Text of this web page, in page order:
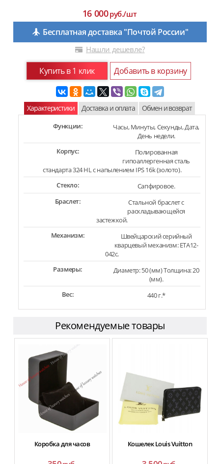
16 000руб./шт
Бесплатная доставка "Почтой России"
Нашли дешевле?
Купить в 1 клик Добавить в корзину
Характеристики Доставка и оплата Обмен и возврат
Функции:
Часы, Минуты, Секунды, Дата,
День недели.
Корпус:
Полированная
гипоаллергенная сталь
стандарта 324 HL с напылением IPS 16k (золото).
Стекло:
Сапфировое.
Браслет:
Стальной браслет с
раскладывающейся
застежкой.
Механизм:
Швейцарский серийный
кварцевый механизм: ETA12-
042c.
Размеры:
Диаметр: 50 (мм) Толщина: 20
(мм).
Вес:
440 г.*
Рекомендуемые товары
Коробка для часов Кошелек Louis Vuitton